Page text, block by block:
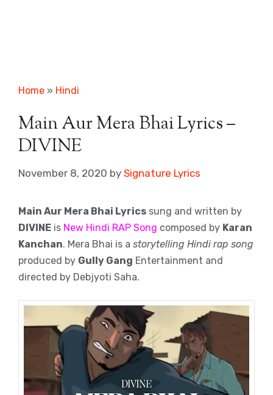
Home » Hindi
Main Aur Mera Bhai Lyrics –
DIVINE
November 8, 2020 by Signature Lyrics
Main Aur Mera Bhai Lyrics sung and written by
DIVINE is New Hindi RAP Song composed by Karan
Kanchan. Mera Bhai is a storytelling Hindi rap song
produced by Gully Gang Entertainment and
directed by Debjyoti Saha.